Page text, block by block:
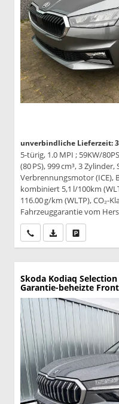
unverbindliche Lieferzeit:
5-türig, 1.0 MPI ; 59KW/
(80 PS), 999 cm³, 3
Verbrennungsmotor (ICE),
kombiniert 5,1 l/100km
116.00 g/km (WLTP), CO₂-
Fahrzeuggarantie vom
Wir rufen Sie an
PDF-Datei,
Skoda Kodiaq Selection
Garantie-beheizte